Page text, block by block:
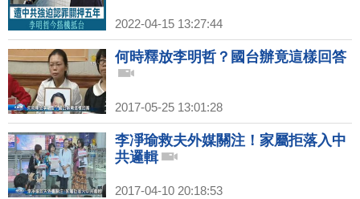
2022-04-15 13:27:44
何時釋放李明哲？國台辦竟這樣回答
2017-05-25 13:01:28
李凈瑜救夫外媒關注！家屬拒落入中
共邏輯
2017-04-10 20:18:53